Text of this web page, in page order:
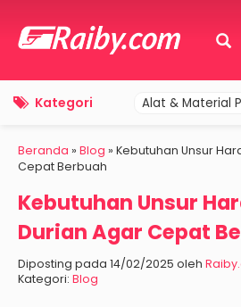
Kategori Alat & Material
Beranda » Blog » Kebutuhan Unsur
Cepat Berbuah
Kebutuhan Unsur
Durian Agar Cepat
Diposting pada 14/02/2025 oleh
Kategori: Blog